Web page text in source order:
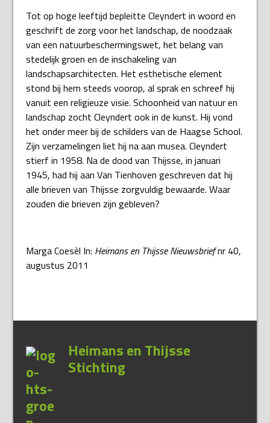
Tot op hoge leeftijd bepleitte Cleyndert in woord en
geschrift de zorg voor het landschap, de noodzaak
van een natuurbeschermingswet, het belang van
stedelijk groen en de inschakeling van
landschapsarchitecten. Het esthetische element
stond bij hem steeds voorop, al sprak en schreef hij
vanuit een religieuze visie. Schoonheid van natuur en
landschap zocht Cleyndert ook in de kunst. Hij vond
het onder meer bij de schilders van de Haagse School.
Zijn verzamelingen liet hij na aan musea. Cleyndert
stierf in 1958. Na de dood van Thijsse, in januari
1945, had hij aan Van Tienhoven geschreven dat hij
alle brieven van Thijsse zorgvuldig bewaarde. Waar
zouden die brieven zijn gebleven?
Marga Coesèl In: Heimans en Thijsse Nieuwsbriefnr 40,
augustus 2011
Heimans en Thijsse
Stichting